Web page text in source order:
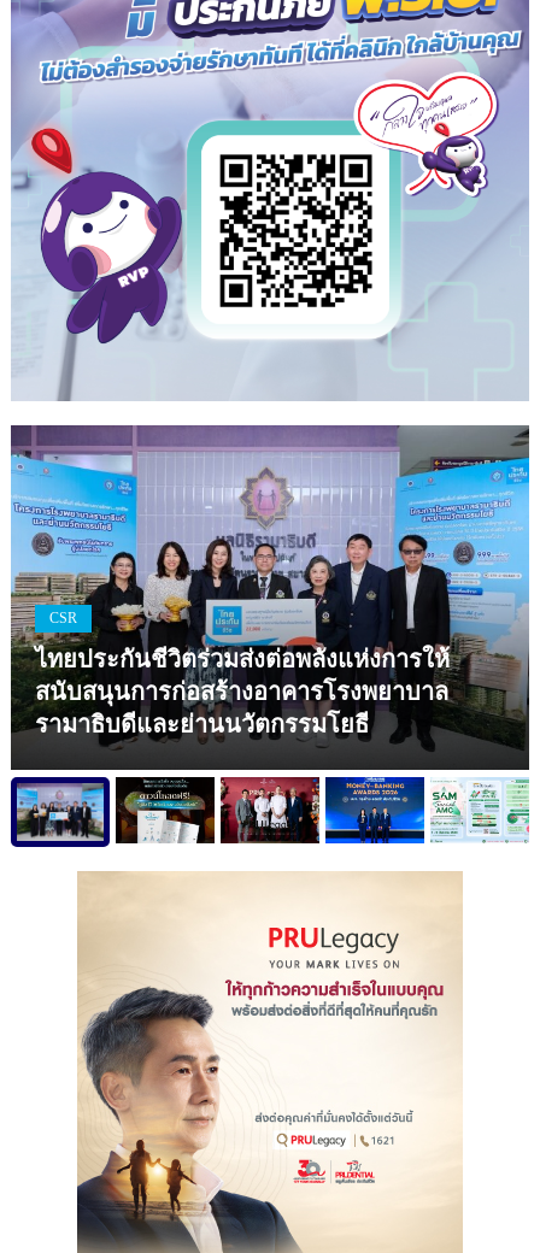
CSR
ไทยประกันชีวิตร่วมส่งต่อพลังแห่งการให้
สนับสนุนการก่อสร้างอาคารโรงพยาบาล
รามาธิบดีและย่านนวัตกรรมโยธี